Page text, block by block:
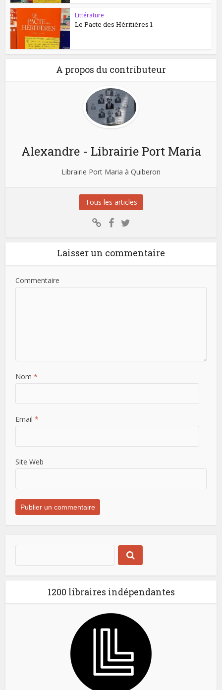
Littérature
Le Pacte des Héritières 1
A propos du contributeur
Alexandre - Librairie Port Maria
Librairie Port Maria à Quiberon
Tous les articles
Laisser un commentaire
Commentaire
Nom *
Email *
Site Web
1200 libraires indépendantes